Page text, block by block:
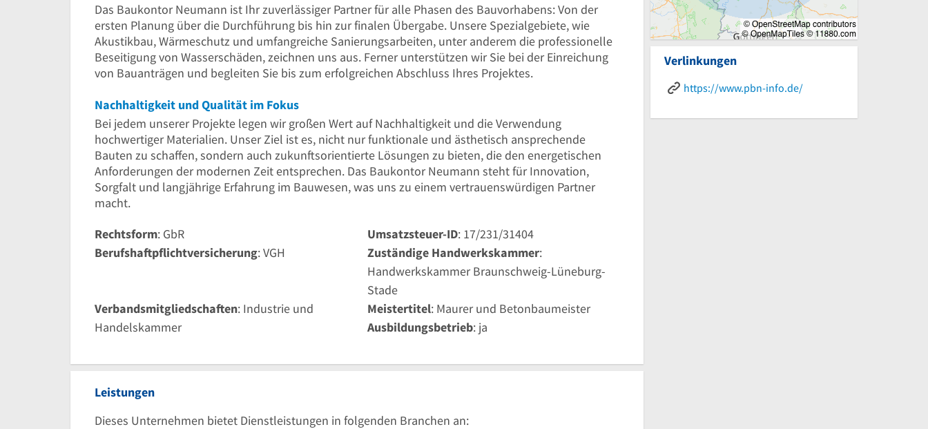
Das Baukontor Neumann ist Ihr zuverlässiger Partner für alle Phasen des Bauvorhabens: Von der
ersten Planung über die Durchführung bis hin zur finalen Übergabe. Unsere Spezialgebiete, wie
Akustikbau, Wärmeschutz und umfangreiche Sanierungsarbeiten, unter anderem die professionelle
Beseitigung von Wasserschäden, zeichnen uns aus. Ferner unterstützen wir Sie bei der Einreichung
von Bauanträgen und begleiten Sie bis zum erfolgreichen Abschluss Ihres Projektes.
Nachhaltigkeit und Qualität im Fokus
Bei jedem unserer Projekte legen wir großen Wert auf Nachhaltigkeit und die Verwendung
hochwertiger Materialien. Unser Ziel ist es, nicht nur funktionale und ästhetisch ansprechende
Bauten zu schaffen, sondern auch zukunftsorientierte Lösungen zu bieten, die den energetischen
Anforderungen der modernen Zeit entsprechen. Das Baukontor Neumann steht für Innovation,
Sorgfalt und langjährige Erfahrung im Bauwesen, was uns zu einem vertrauenswürdigen Partner
macht.
Rechtsform: GbR Umsatzsteuer-ID: 17/231/31404
Berufshaftpflichtversicherung: VGH Zuständige Handwerkskammer:
Handwerkskammer Braunschweig-Lüneburg-
Stade
Verbandsmitgliedschaften: Industrie und
Handelskammer
Meistertitel: Maurer und Betonbaumeister
Ausbildungsbetrieb: ja
Leistungen
Dieses Unternehmen bietet Dienstleistungen in folgenden Branchen an:
Verlinkungen
https://www.pbn-info.de/